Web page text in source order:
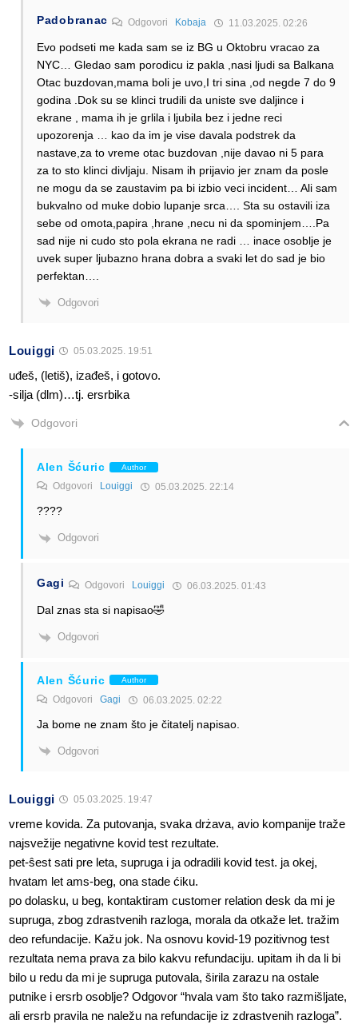
Padobranac Odgovori Kobaja 11.03.2025. 02:26
Evo podseti me kada sam se iz BG u Oktobru vracao za
NYC… Gledao sam porodicu iz pakla ,nasi ljudi sa Balkana
Otac buzdovan,mama boli je uvo,I tri sina ,od negde 7 do 9
godina .Dok su se klinci trudili da uniste sve daljince i
ekrane , mama ih je grlila i ljubila bez i jedne reci
upozorenja … kao da im je vise davala podstrek da
nastave,za to vreme otac buzdovan ,nije davao ni 5 para
za to sto klinci divljaju. Nisam ih prijavio jer znam da posle
ne mogu da se zaustavim pa bi izbio veci incident… Ali sam
bukvalno od muke dobio lupanje srca…. Sta su ostavili iza
sebe od omota,papira ,hrane ,necu ni da spominjem….Pa
sad nije ni cudo sto pola ekrana ne radi … inace osoblje je
uvek super ljubazno hrana dobra a svaki let do sad je bio
perfektan….
Odgovori
Louiggi 05.03.2025. 19:51
uđeš, (letiš), izađeš, i gotovo.
-silja (dlm)…tj. ersrbika
Odgovori
Alen Šćuric Author
Odgovori Louiggi 05.03.2025. 22:14
????
Odgovori
Gagi Odgovori Louiggi 06.03.2025. 01:43
Dal znas sta si napisao🤣
Odgovori
Alen Šćuric Author
Odgovori Gagi 06.03.2025. 02:22
Ja bome ne znam što je čitatelj napisao.
Odgovori
Louiggi 05.03.2025. 19:47
vreme kovida. Za putovanja, svaka drżava, avio kompanije traže
najsvežije negativne kovid test rezultate.
pet-ŝest sati pre leta, supruga i ja odradili kovid test. ja okej,
hvatam let ams-beg, ona stade ćiku.
po dolasku, u beg, kontaktiram customer relation desk da mi je
supruga, zbog zdrastvenih razloga, morala da otkaže let. tražim
deo refundacije. Kažu jok. Na osnovu kovid-19 pozitivnog test
rezultata nema prava za bilo kakvu refundaciju. upitam ih da li bi
bilo u redu da mi je supruga putovala, širila zarazu na ostale
putnike i ersrb osoblje? Odgovor “hvala vam što tako razmišljate,
ali ersrb pravila ne naležu na refundacije iz zdrastvenih razloga”.